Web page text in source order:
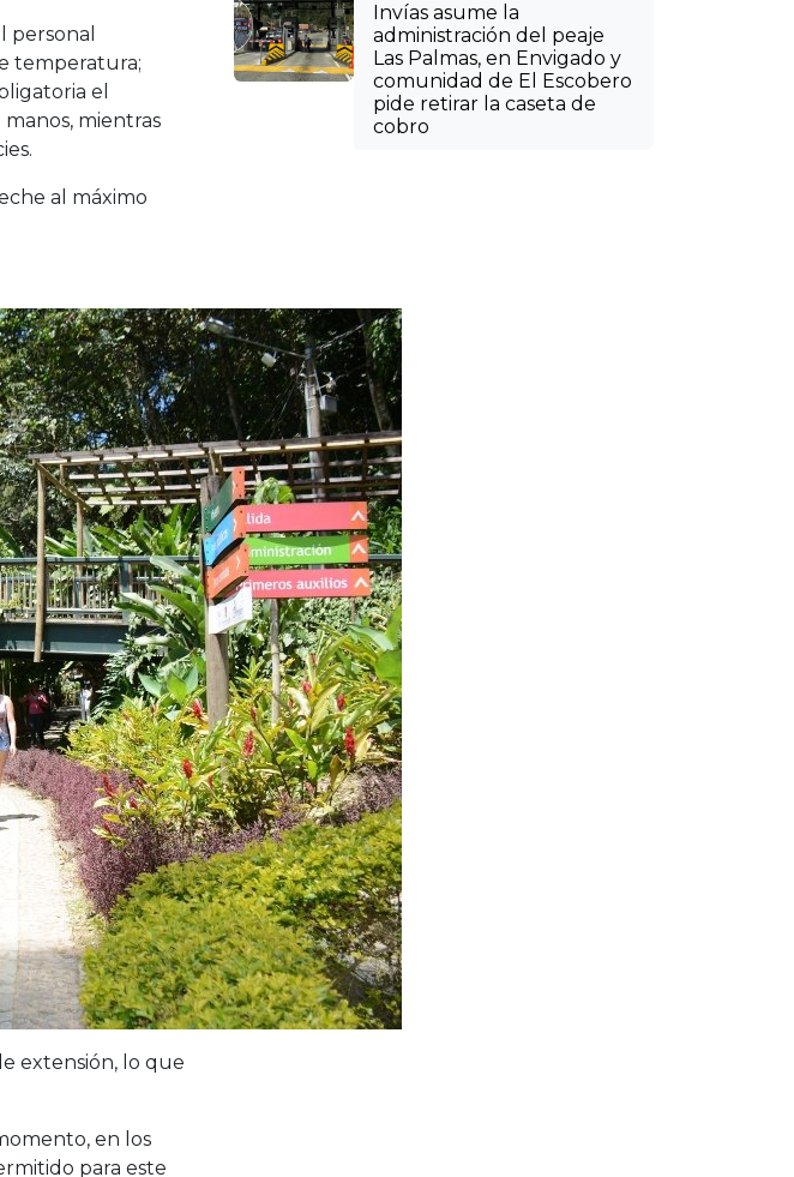
personal
temperatura;
el
mientras
al máximo
extensión, lo que
en los
para este
Invías asume la
administración del peaje
Las Palmas, en Envigado y
comunidad de El Escobero
pide retirar la caseta de
cobro